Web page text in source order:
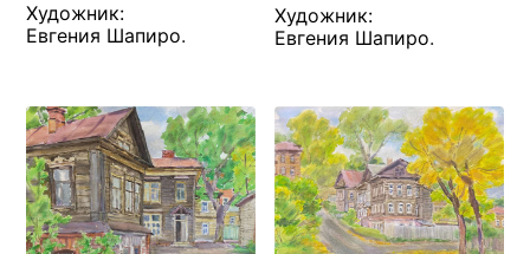
Художник:
Евгения Шапиро.
Художник:
Евгения Шапиро.